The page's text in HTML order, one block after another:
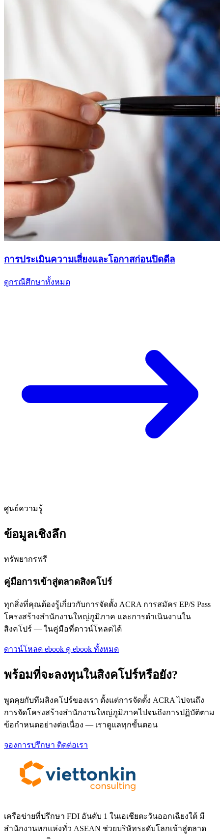
การประเมินความเสี่ยงและโอกาสก่อนปิดดีล
ดูกรณีศึกษาทั้งหมด
ศูนย์ความรู้
ข้อมูลเชิงลึก
ทรัพยากรฟรี
คู่มือการเข้าสู่ตลาดสิงคโปร์
ทุกสิ่งที่คุณต้องรู้เกี่ยวกับการจัดตั้ง ACRA การสมัคร EP/S Pass
โครงสร้างสำนักงานใหญ่ภูมิภาค และการดำเนินงานใน
สิงคโปร์ — ในคู่มือที่ดาวน์โหลดได้
ดาวน์โหลด ebook ดู ebook ทั้งหมด
พร้อมที่จะลงทุนในสิงคโปร์หรือยัง?
พูดคุยกับทีมสิงคโปร์ของเรา ตั้งแต่การจัดตั้ง ACRA ไปจนถึง
การจัดโครงสร้างสำนักงานใหญ่ภูมิภาคไปจนถึงการปฏิบัติตาม
ข้อกำหนดอย่างต่อเนื่อง — เราดูแลทุกขั้นตอน
จองการปรึกษา ติดต่อเรา
เครือข่ายที่ปรึกษา FDI อันดับ 1 ในเอเชียตะวันออกเฉียงใต้ มี
สำนักงานหกแห่งทั่ว ASEAN ช่วยบริษัทระดับโลกเข้าสู่ตลาด